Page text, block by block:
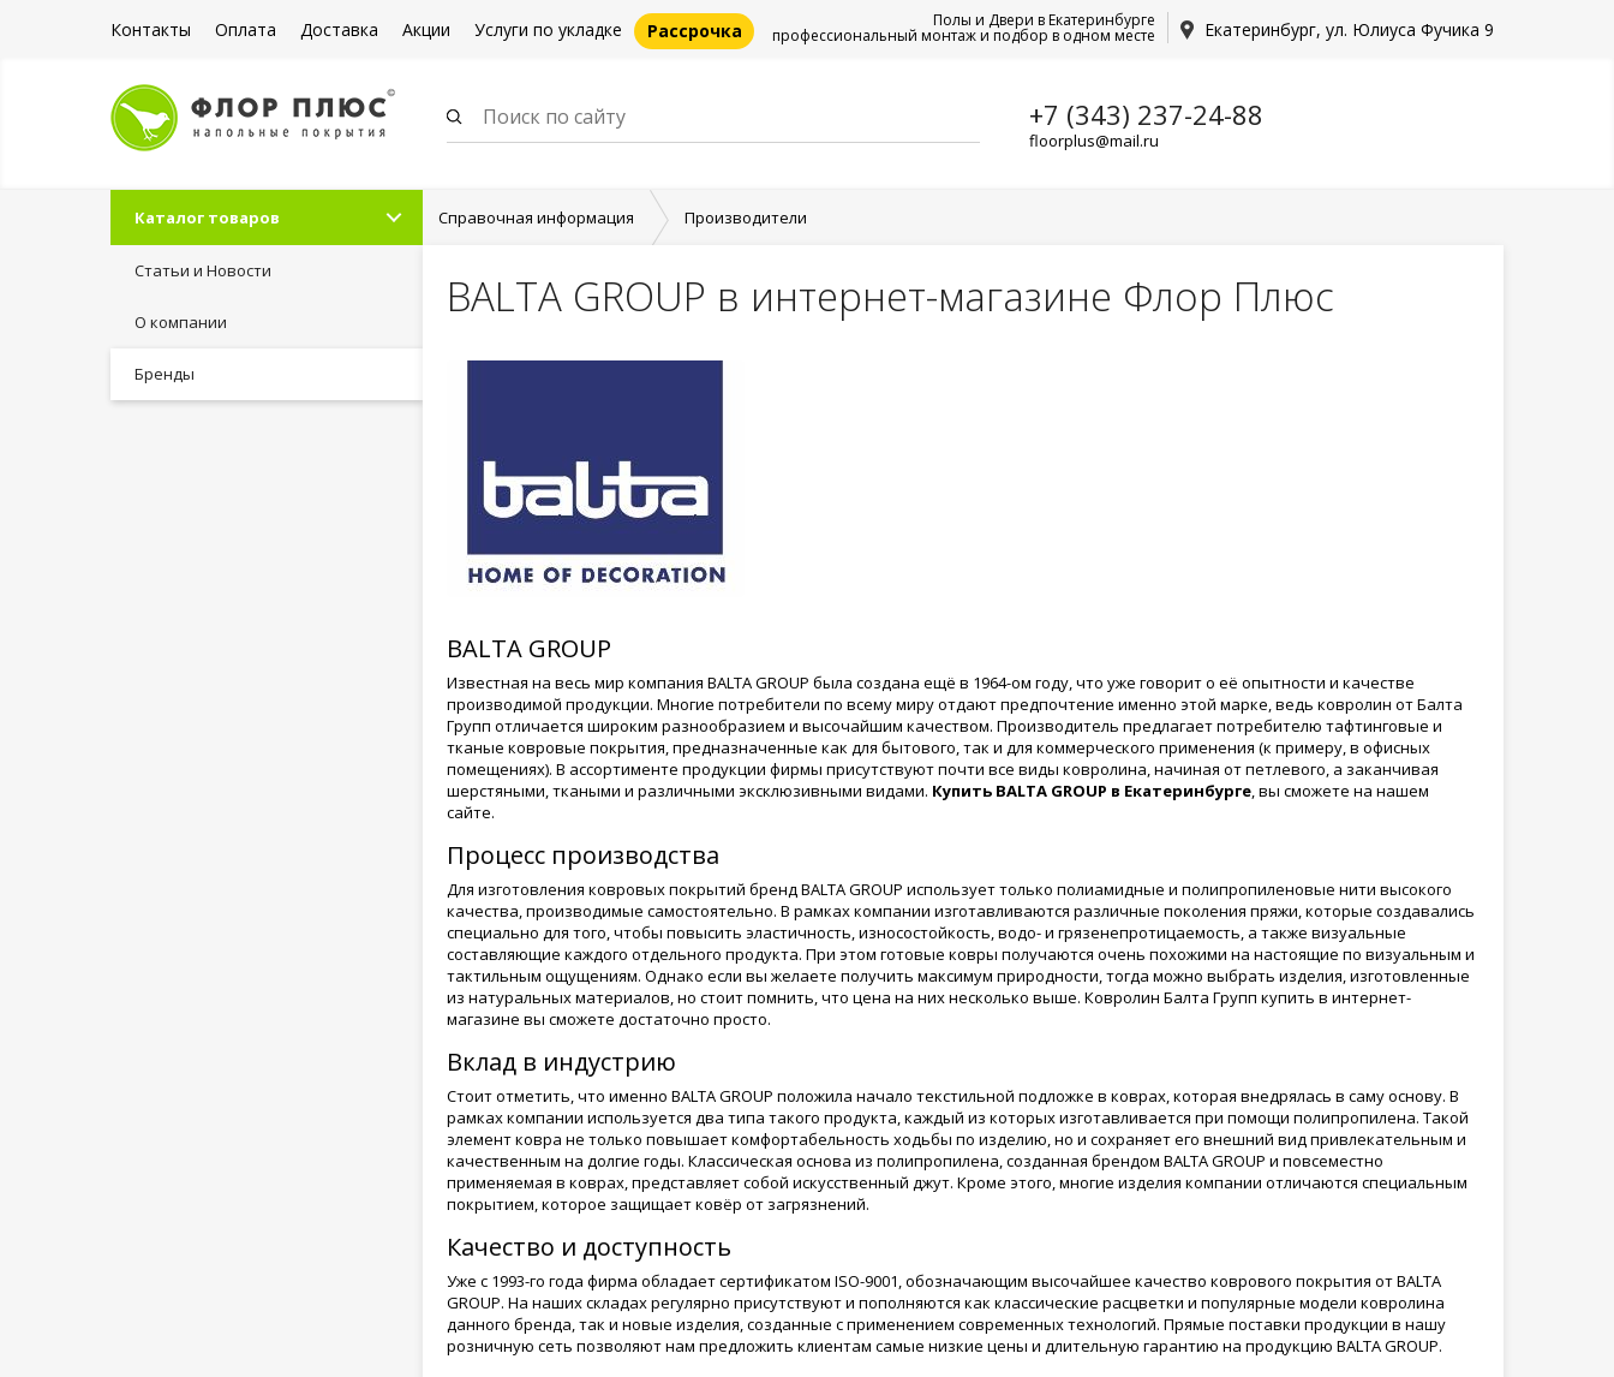
Контакты Оплата Доставка Акции Услуги по укладке Рассрочка Екатеринбург, ул. Юлиуса Фучика 9
Полы и Двери в Екатеринбурге
профессиональный монтаж и подбор в одном месте
+7 (343) 237-24-88
floorplus@mail.ru
Каталог товаров Справочная информация Производители
Статьи и Новости
О компании
Бренды
BALTA GROUP в интернет-магазине Флор Плюс
BALTA GROUP
Известная на весь мир компания BALTA GROUP была создана ещё в 1964-ом году, что уже говорит о её опытности и качестве
производимой продукции. Многие потребители по всему миру отдают предпочтение именно этой марке, ведь ковролин от Балта
Групп отличается широким разнообразием и высочайшим качеством. Производитель предлагает потребителю тафтинговые и
тканые ковровые покрытия, предназначенные как для бытового, так и для коммерческого применения (к примеру, в офисных
помещениях). В ассортименте продукции фирмы присутствуют почти все виды ковролина, начиная от петлевого, а заканчивая
шерстяными, ткаными и различными эксклюзивными видами. Купить BALTA GROUP в Екатеринбурге, вы сможете на нашем
сайте.
Процесс производства
Для изготовления ковровых покрытий бренд BALTA GROUP использует только полиамидные и полипропиленовые нити высокого
качества, производимые самостоятельно. В рамках компании изготавливаются различные поколения пряжи, которые создавались
специально для того, чтобы повысить эластичность, износостойкость, водо- и грязенепротицаемость, а также визуальные
составляющие каждого отдельного продукта. При этом готовые ковры получаются очень похожими на настоящие по визуальным и
тактильным ощущениям. Однако если вы желаете получить максимум природности, тогда можно выбрать изделия, изготовленные
из натуральных материалов, но стоит помнить, что цена на них несколько выше. Ковролин Балта Групп купить в интернет-
магазине вы сможете достаточно просто.
Вклад в индустрию
Стоит отметить, что именно BALTA GROUP положила начало текстильной подложке в коврах, которая внедрялась в саму основу. В
рамках компании используется два типа такого продукта, каждый из которых изготавливается при помощи полипропилена. Такой
элемент ковра не только повышает комфортабельность ходьбы по изделию, но и сохраняет его внешний вид привлекательным и
качественным на долгие годы. Классическая основа из полипропилена, созданная брендом BALTA GROUP и повсеместно
применяемая в коврах, представляет собой искусственный джут. Кроме этого, многие изделия компании отличаются специальным
покрытием, которое защищает ковёр от загрязнений.
Качество и доступность
Уже с 1993-го года фирма обладает сертификатом ISO-9001, обозначающим высочайшее качество коврового покрытия от BALTA
GROUP. На наших складах регулярно присутствуют и пополняются как классические расцветки и популярные модели ковролина
данного бренда, так и новые изделия, созданные с применением современных технологий. Прямые поставки продукции в нашу
розничную сеть позволяют нам предложить клиентам самые низкие цены и длительную гарантию на продукцию BALTA GROUP.